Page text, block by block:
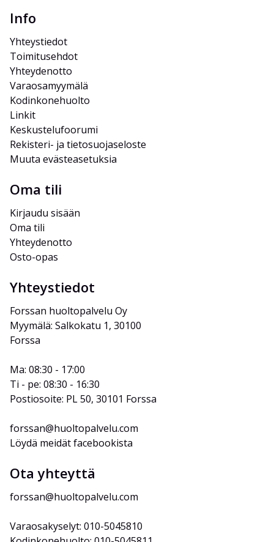
Info
Yhteystiedot
Toimitusehdot
Yhteydenotto
Varaosamyymälä
Kodinkonehuolto
Linkit
Keskustelufoorumi
Rekisteri- ja tietosuojaseloste
Muuta evästeasetuksia
Oma tili
Kirjaudu sisään
Oma tili
Yhteydenotto
Osto-opas
Yhteystiedot
Forssan huoltopalvelu Oy
Myymälä: Salkokatu 1, 30100
Forssa
Ma: 08:30 - 17:00
Ti - pe: 08:30 - 16:30
Postiosoite: PL 50, 30101 Forssa
forssan@huoltopalvelu.com
Löydä meidät facebookista
Ota yhteyttä
forssan@huoltopalvelu.com
Varaosakyselyt: 010-5045810